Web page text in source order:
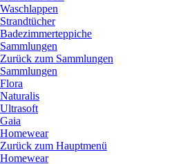
Waschlappen
Strandtücher
Badezimmerteppiche
Sammlungen
Zurück zum Sammlungen
Sammlungen
Flora
Naturalis
Ultrasoft
Gaia
Homewear
Zurück zum Hauptmenü
Homewear